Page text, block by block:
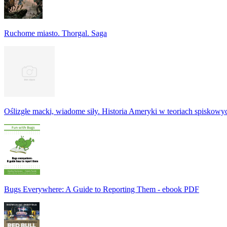
Ruchome miasto. Thorgal. Saga
Oślizgłe macki, wiadome siły. Historia Ameryki w teoriach
Bugs Everywhere: A Guide to Reporting Them - ebook PDF